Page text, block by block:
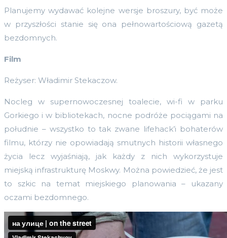
Planujemy wydawać kolejne wersje broszury, być może
w przyszłości stanie się ona pełnowartościową gazetą
bezdomnych.
Film
Reżyser: Władimir Stekaczow.
Nocleg w supernowoczesnej toalecie, wi-fi w parku
Gorkiego i w bibliotekach, nocne podróże pociągami na
południe – wszystko to tak zwane lifehack’i bohaterów
filmu, którzy nie opowiadają smutnych historii własnego
życia lecz wyjaśniają, jak każdy z nich wykorzystuje
miejską infrastrukturę Moskwy. Można powiedzieć, że jest
to szkic na temat miejskiego planowania – ukazany
oczami bezdomnego.